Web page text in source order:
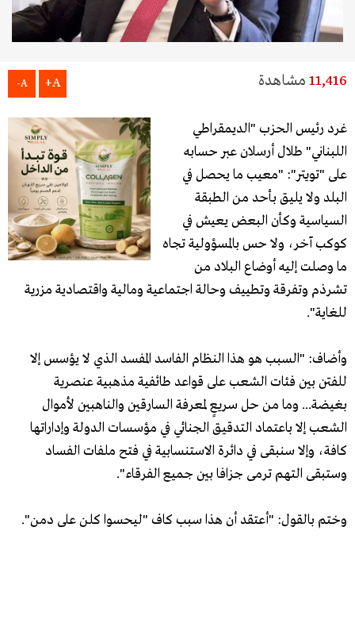
11,416 مشاهدة A+
A-
غرد رئيس الحزب "الديمقراطي
اللبناني" طلال أرسلان عبر حسابه
على "تويتر": "معيب ما يحصل في
البلد ولا يليق بأحد من الطبقة
السياسية وكأن البعض يعيش في
كوكب آخر، ولا حس بالمسؤولية تجاه
ما وصلت إليه أوضاع البلاد من
تشرذم وتفرقة وتطييف وحالة اجتماعية ومالية واقتصادية مزرية
للغاية".
وأضاف: "السبب هو هذا النظام الفاسد المفسد الذي لا يؤسس إلا
للفتن بين فئات الشعب على قواعد طائفية مذهبية عنصرية
بغيضة... وما من حل سريعٍ لمعرفة السارقين والناهبين لأموال
الشعب إلا باعتماد التدقيق الجنائي في مؤسسات الدولة وإداراتها
كافة، وإلا سنبقى في دائرة الاستنسابية في فتح ملفات الفساد
وستبقى التهم ترمى جزافا بين جميع الفرقاء".
وختم بالقول: "أعتقد أن هذا سبب كاف "ليحسوا كلن على دمن".